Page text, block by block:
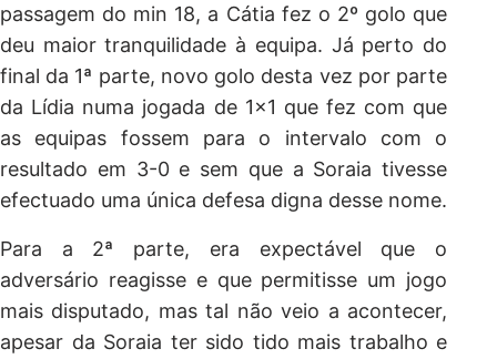
passagem do min 18, a Cátia fez o 2º golo que
deu maior tranquilidade à equipa. Já perto do
final da 1ª parte, novo golo desta vez por parte
da Lídia numa jogada de 1×1 que fez com que
as equipas fossem para o intervalo com o
resultado em 3-0 e sem que a Soraia tivesse
efectuado uma única defesa digna desse nome.
Para a 2ª parte, era expectável que o
adversário reagisse e que permitisse um jogo
mais disputado, mas tal não veio a acontecer,
apesar da Soraia ter sido tido mais trabalho e